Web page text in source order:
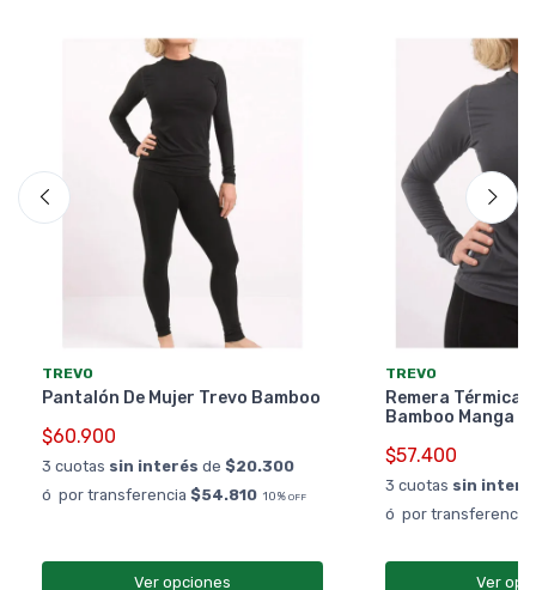
TREVO
Pantalón De Mujer Trevo Bamboo
$60.900
3 cuotas sin interés de $20.300
ó por transferencia $54.810 10% OFF
Ver opciones
TREVO
Remera Térmica
Bamboo Manga
$57.400
3 cuotas sin
ó por transferencia
Ver